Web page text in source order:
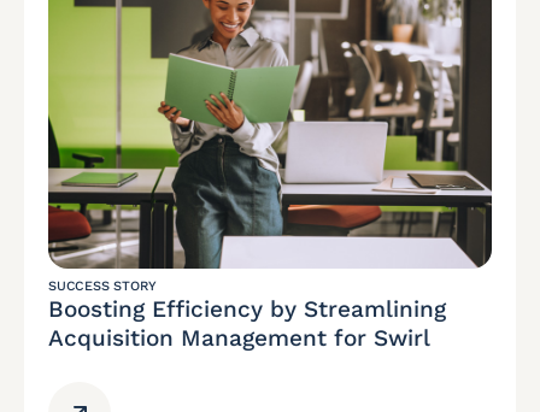
SUCCESS STORY
Boosting Efficiency by Streamlining
Acquisition Management for Swirl